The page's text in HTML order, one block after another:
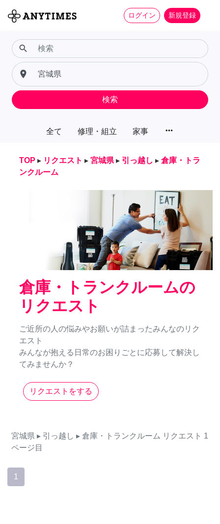
ログイン 新規登録
全て 修理・組立 家事 more_horiz
search
place
検索
TOP ▸ リクエスト ▸ 宮城県 ▸ 引っ越し ▸ 倉庫・トラ
ンクルーム
倉庫・トランクルームの
リクエスト
ご近所の人の悩みやお願いが詰まったみんなのリク
エスト
みんなが抱える日常のお困りごとに応募して解決し
てみませんか？
リクエストをする
宮城県 ▸ 引っ越し ▸ 倉庫・トランクルーム リクエスト 1
ページ目
1